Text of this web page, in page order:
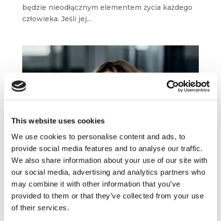
This website uses cookies
We use cookies to personalise content and ads, to
provide social media features and to analyse our traffic.
We also share information about your use of our site with
our social media, advertising and analytics partners who
may combine it with other information that you’ve
provided to them or that they’ve collected from your use
of their services.
będzie nieodłącznym elementem życia każdego
człowieka. Jeśli jej...